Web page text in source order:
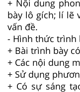
+ Nội dung
bày lô gích; lí lẽ
vấn đề.
- Hình thức trình
+ Bài trình bày
+ Các nội dung
+ Sử dụng
+ Có sự sáng